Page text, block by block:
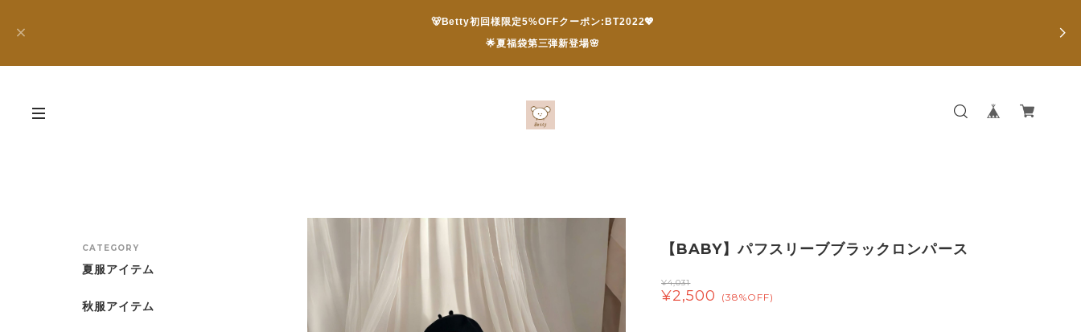
🐻Betty初回様限定5%OFFクーポン:BT2022💖
🌟夏福袋第三弾新登場🌸
【BABY】パフスリーブブラックロンパース
¥4,031
¥2,500 (38%OFF)
CATEGORY
夏服アイテム
秋服アイテム